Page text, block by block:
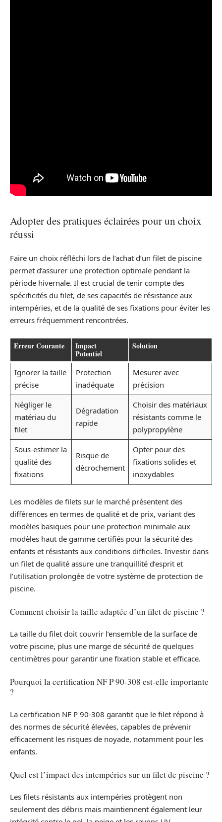
Adopter des pratiques éclairées pour un choix
réussi
Faire un choix réfléchi lors de l’achat d’un filet de piscine
permet d’assurer une protection optimale pendant la
période hivernale. Il est crucial de tenir compte des
spécificités du filet, de ses capacités de résistance aux
intempéries, et de la qualité de ses fixations pour éviter les
erreurs fréquemment rencontrées.
Erreur Courante Impact
Potentiel
Solution
Ignorer la taille
précise
Protection
inadéquate
Mesurer avec
précision
Négliger le
matériau du
filet
Dégradation
rapide
Choisir des matériaux
résistants comme le
polypropylène
Sous-estimer la
qualité des
fixations
Risque de
décrochement
Opter pour des
fixations solides et
inoxydables
Les modèles de filets sur le marché présentent des
différences en termes de qualité et de prix, variant des
modèles basiques pour une protection minimale aux
modèles haut de gamme certifiés pour la sécurité des
enfants et résistants aux conditions difficiles. Investir dans
un filet de qualité assure une tranquillité d’esprit et
l’utilisation prolongée de votre système de protection de
piscine.
Comment choisir la taille adaptée d’un filet de piscine ?
La taille du filet doit couvrir l’ensemble de la surface de
votre piscine, plus une marge de sécurité de quelques
centimètres pour garantir une fixation stable et efficace.
Pourquoi la certification NF P 90-308 est-elle importante
?
La certification NF P 90-308 garantit que le filet répond à
des normes de sécurité élevées, capables de prévenir
efficacement les risques de noyade, notamment pour les
enfants.
Quel est l’impact des intempéries sur un filet de piscine ?
Les filets résistants aux intempéries protègent non
seulement des débris mais maintiennent également leur